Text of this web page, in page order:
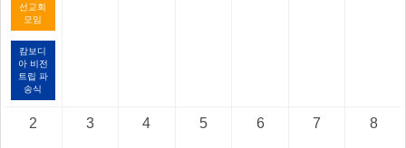
선교회
모임
캄보디
아 비전
트립 파
송식
2 3 4 5 6 7 8